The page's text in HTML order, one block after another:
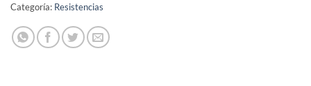
Categoría: Resistencias